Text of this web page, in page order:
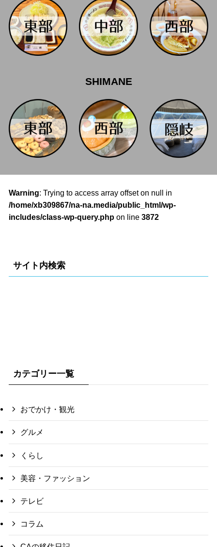
SHIMANE
Warning: Trying to access array offset on null in
/home/xb309867/na-na.media/public_html/wp-
includes/class-wp-query.phpon line 3872
サイト内検索
カテゴリー一覧
おでかけ・観光
グルメ
くらし
美容・ファッション
テレビ
コラム